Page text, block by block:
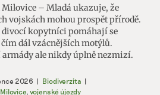
– Mladá ukazuje, že
vojskách mohou prospět přírodě.
divocí kopytníci pomáhají se
dál vzácnějších motýlů.
armády ale nikdy úplně nezmizí.
2026 | Biodiverzita |
, vojenské újezdy